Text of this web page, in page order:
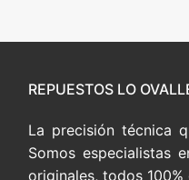
REPUESTOS LO
La precisión técnica
Somos especialistas
originales, todos